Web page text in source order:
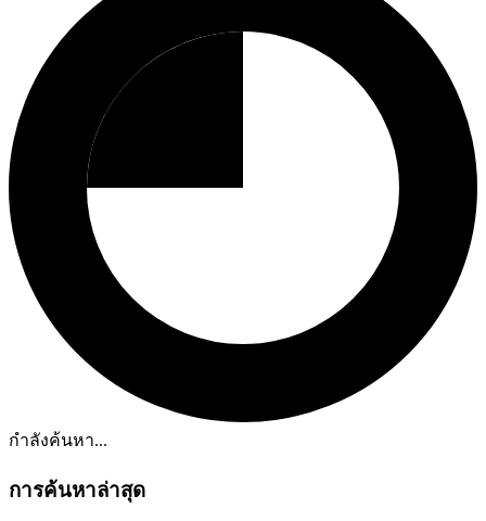
กำลังค้นหา...
การค้นหาล่าสุด